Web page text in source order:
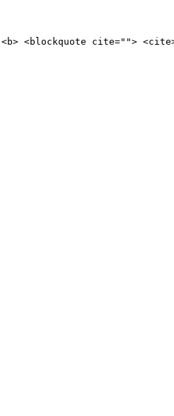
cite=""> <cite>